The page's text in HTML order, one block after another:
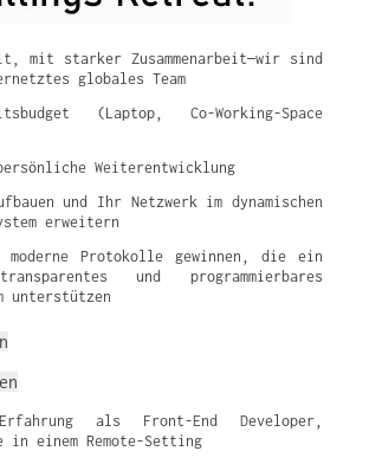
mit starker Zusammenarbeit—wir sind
globales Team
(Laptop, Co-Working-Space
Weiterentwicklung
und Ihr Netzwerk im dynamischen
erweitern
Protokolle gewinnen, die ein
und programmierbares
unterstützen
als Front-End Developer,
in einem Remote-Setting